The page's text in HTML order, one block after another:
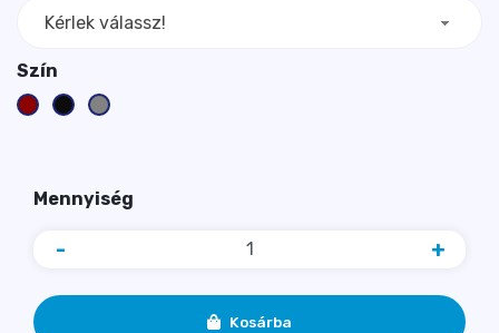
Kérlek válassz!
Szín
Mennyiség
- +
Kosárba